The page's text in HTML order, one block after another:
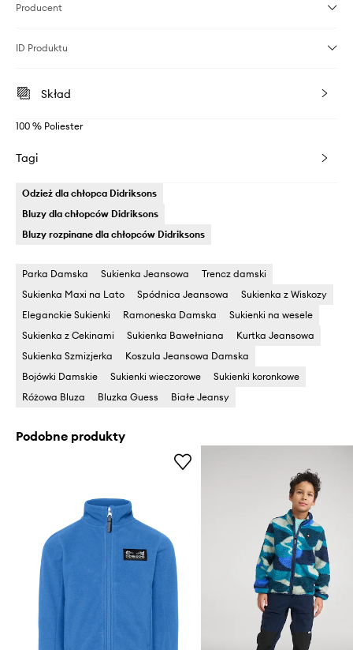
Producent
ID Produktu
Skład
100 % Poliester
Tagi
Odzież dla chłopca Didriksons
Bluzy dla chłopców Didriksons
Bluzy rozpinane dla chłopców Didriksons
Parka Damska Sukienka Jeansowa
Trencz damski
Sukienka Maxi na Lato
Spódnica Jeansowa
Sukienka z Wiskozy
Eleganckie Sukienki
Ramoneska Damska
Sukienki na wesele
Sukienka z Cekinami
Sukienka Bawełniana
Kurtka Jeansowa
Sukienka Szmizjerka
Koszula Jeansowa Damska
Bojówki Damskie
Sukienki wieczorowe
Sukienki koronkowe
Różowa Bluza
Bluzka Guess Białe Jeansy
Podobne produkty